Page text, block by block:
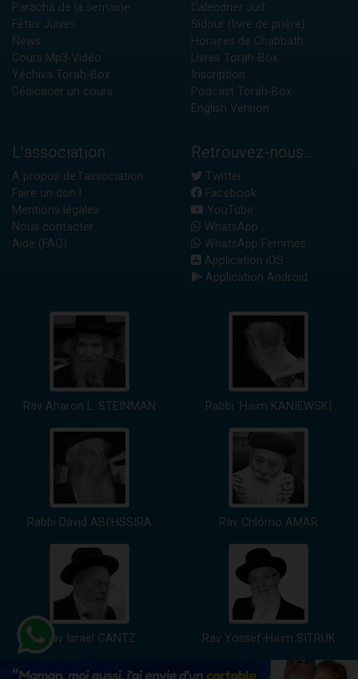
Paracha de la semaine
Fêtes Juives
News
Cours Mp3-Vidéo
Yéchiva Torah-Box
Dédicacer un cours
Calendrier Juif
Sidour (livre de prière)
Horaires de Chabbath
Livres Torah-Box
Inscription
Podcast Torah-Box
English Version
L'association
A propos de l'association
Faire un don !
Mentions légales
Nous contacter
Aide (FAQ)
Retrouvez-nous...
Twitter
Facebook
YouTube
WhatsApp
WhatsApp Femmes
Application iOS
Application Android
Rav Aharon L. STEINMAN Rabbi 'Haïm KANIEWSKI
Rabbi David ABI'HSSIRA Rav Chlomo AMAR
Rav Israël GANTZ Rav Yossef-Haïm SITRUK